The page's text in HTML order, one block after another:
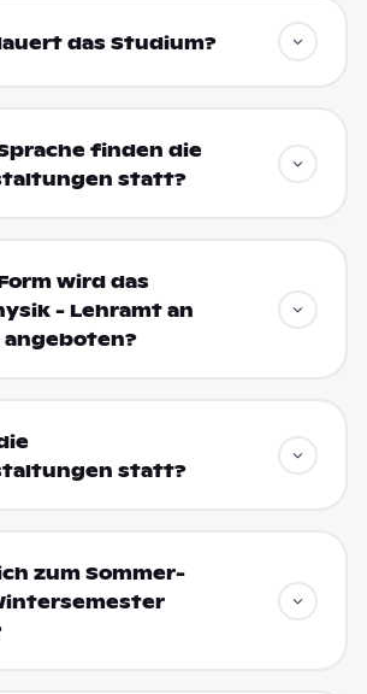
das Studium?
finden die
statt?
wird das
- Lehramt an
angeboten?
statt?
zum Sommer-